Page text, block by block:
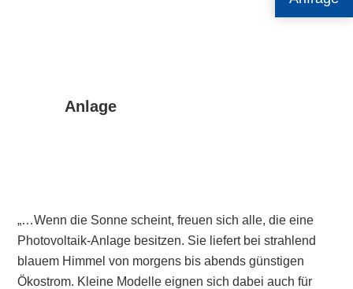
Anlage
„…Wenn die Sonne scheint, freuen sich alle, die eine
Photovoltaik-Anlage besitzen. Sie liefert bei strahlend
blauem Himmel von morgens bis abends günstigen
Ökostrom. Kleine Modelle eignen sich dabei auch für